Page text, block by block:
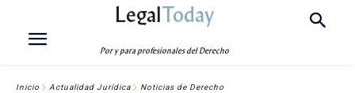
LegalToday
Por y para profesionales del Derecho
Inicio Actualidad Jurídica Noticias de Derecho